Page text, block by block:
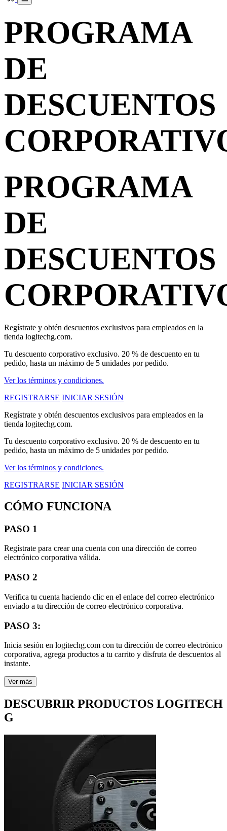
PROGRAMA
DE
DESCUENTOS
PROGRAMA
DE
DESCUENTOS
Regístrate y obtén descuentos exclusivos para empleados en la
tienda logitechg.com.
Tu descuento corporativo exclusivo. 20 % de descuento en tu
pedido, hasta un máximo de 5 unidades por pedido.
Ver los términos y condiciones.
REGISTRARSE INICIAR SESIÓN
Regístrate y obtén descuentos exclusivos para empleados en la
tienda logitechg.com.
Tu descuento corporativo exclusivo. 20 % de descuento en tu
pedido, hasta un máximo de 5 unidades por pedido.
Ver los términos y condiciones.
REGISTRARSE INICIAR SESIÓN
CÓMO FUNCIONA
PASO 1
Regístrate para crear una cuenta con una dirección de correo
electrónico corporativa válida.
PASO 2
Verifica tu cuenta haciendo clic en el enlace del correo electrónico
enviado a tu dirección de correo electrónico corporativa.
PASO 3:
Inicia sesión en logitechg.com con tu dirección de correo electrónico
corporativa, agrega productos a tu carrito y disfruta de descuentos al
instante.
Ver más
DESCUBRIR PRODUCTOS LOGITECH
G